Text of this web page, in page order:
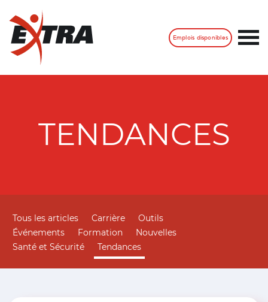
Emplois disponibles
TENDANCES
Tous les articles Carrière
Outils
Événements
Formation
Nouvelles
Santé et Sécurité
Tendances